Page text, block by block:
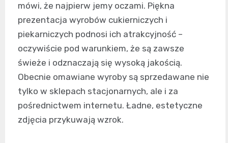
mówi, że najpierw jemy oczami. Piękna
prezentacja wyrobów cukierniczych i
piekarniczych podnosi ich atrakcyjność –
oczywiście pod warunkiem, że są zawsze
świeże i odznaczają się wysoką jakością.
Obecnie omawiane wyroby są sprzedawane nie
tylko w sklepach stacjonarnych, ale i za
pośrednictwem internetu. Ładne, estetyczne
zdjęcia przykuwają wzrok.